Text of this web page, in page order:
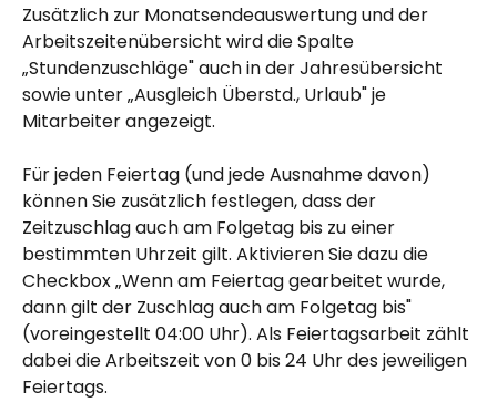
Zusätzlich zur Monatsendeauswertung und der
Arbeitszeitenübersicht wird die Spalte
„Stundenzuschläge" auch in der Jahresübersicht
sowie unter „Ausgleich Überstd., Urlaub" je
Mitarbeiter angezeigt.
Für jeden Feiertag (und jede Ausnahme davon)
können Sie zusätzlich festlegen, dass der
Zeitzuschlag auch am Folgetag bis zu einer
bestimmten Uhrzeit gilt. Aktivieren Sie dazu die
Checkbox „Wenn am Feiertag gearbeitet wurde,
dann gilt der Zuschlag auch am Folgetag bis"
(voreingestellt 04:00 Uhr). Als Feiertagsarbeit zählt
dabei die Arbeitszeit von 0 bis 24 Uhr des jeweiligen
Feiertags.